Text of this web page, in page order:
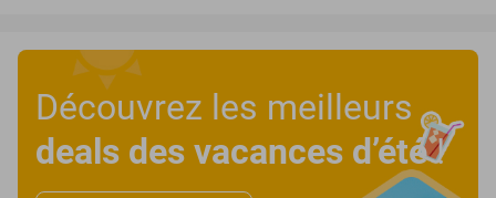
Découvrez les meilleurs
deals des vacances d’été!